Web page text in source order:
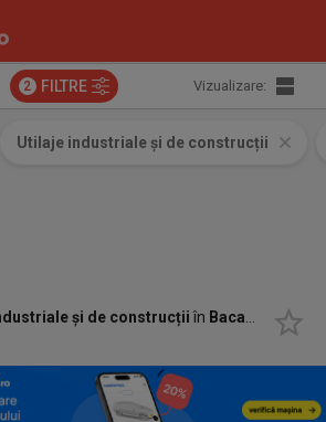
2 FILTRE Vizualizare:
Utilaje industriale și de construcții
și de construcțiiîn Bacau, Bacau